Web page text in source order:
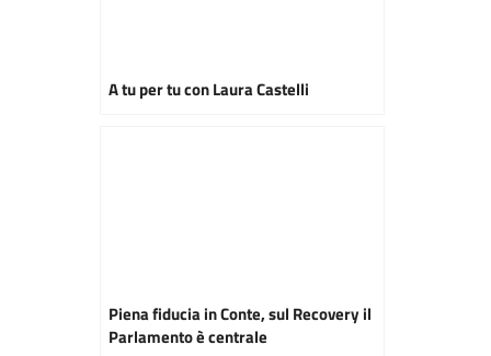
A tu per tu con Laura Castelli
Piena fiducia in Conte, sul Recovery il
Parlamento è centrale